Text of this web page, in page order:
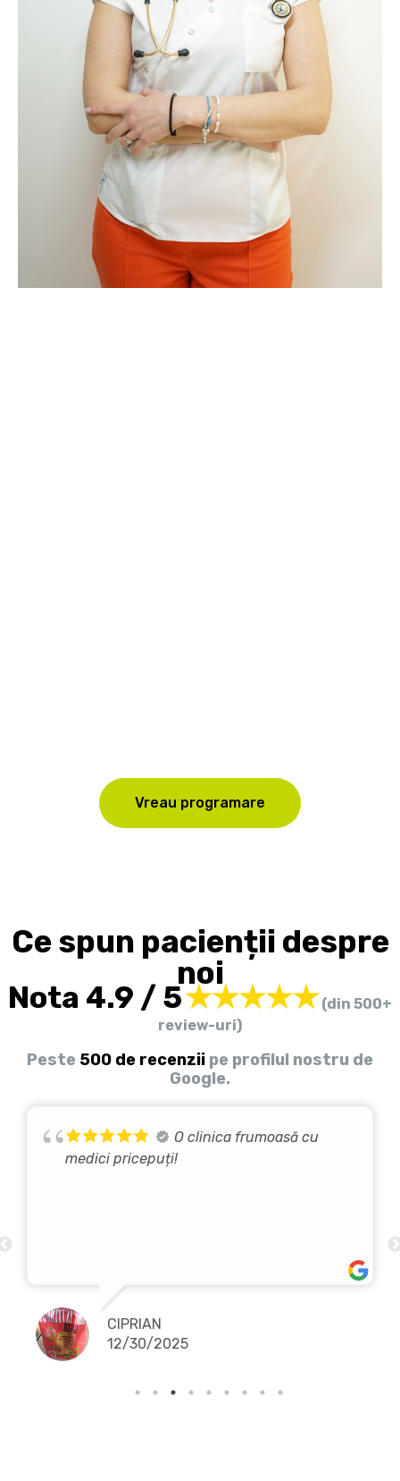
Vreau programare
Ce spun pacienții despre
noi
Nota 4.9 / 5★★★★★ (din 500+
review-uri)
Peste 500 de recenzii pe profilul nostru de
Google.
O clinica frumoasă cu
medici pricepuți!
CIPRIAN
12/30/2025